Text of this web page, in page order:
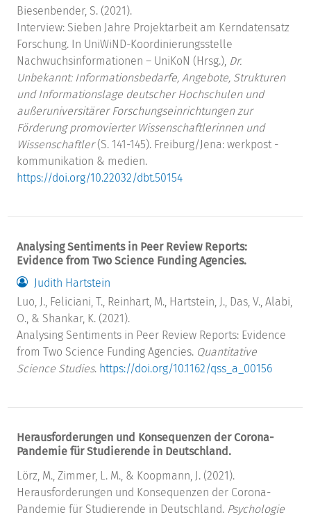
Biesenbender, S. (2021).
Interview: Sieben Jahre Projektarbeit am Kerndatensatz
Forschung. In UniWiND-Koordinierungsstelle
Nachwuchsinformationen – UniKoN (Hrsg.), Dr.
Unbekannt: Informationsbedarfe, Angebote, Strukturen
und Informationslage deutscher Hochschulen und
außeruniversitärer Forschungseinrichtungen zur
Förderung promovierter Wissenschaftlerinnen und
Wissenschaftler(S. 141-145). Freiburg/Jena: werkpost -
kommunikation & medien.
https://doi.org/10.22032/dbt.50154
Analysing Sentiments in Peer Review Reports:
Evidence from Two Science Funding Agencies.
Judith Hartstein
Luo, J., Feliciani, T., Reinhart, M., Hartstein, J., Das, V., Alabi,
O., & Shankar, K. (2021).
Analysing Sentiments in Peer Review Reports: Evidence
from Two Science Funding Agencies. Quantitative
Science Studies. https://doi.org/10.1162/qss_a_00156
Herausforderungen und Konsequenzen der Corona-
Pandemie für Studierende in Deutschland.
Lörz, M., Zimmer, L. M., & Koopmann, J. (2021).
Herausforderungen und Konsequenzen der Corona-
Pandemie für Studierende in Deutschland. Psychologie